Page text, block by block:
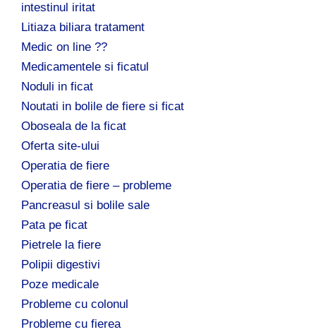
intestinul iritat
Litiaza biliara tratament
Medic on line ??
Medicamentele si ficatul
Noduli in ficat
Noutati in bolile de fiere si ficat
Oboseala de la ficat
Oferta site-ului
Operatia de fiere
Operatia de fiere – probleme
Pancreasul si bolile sale
Pata pe ficat
Pietrele la fiere
Polipii digestivi
Poze medicale
Probleme cu colonul
Probleme cu fierea